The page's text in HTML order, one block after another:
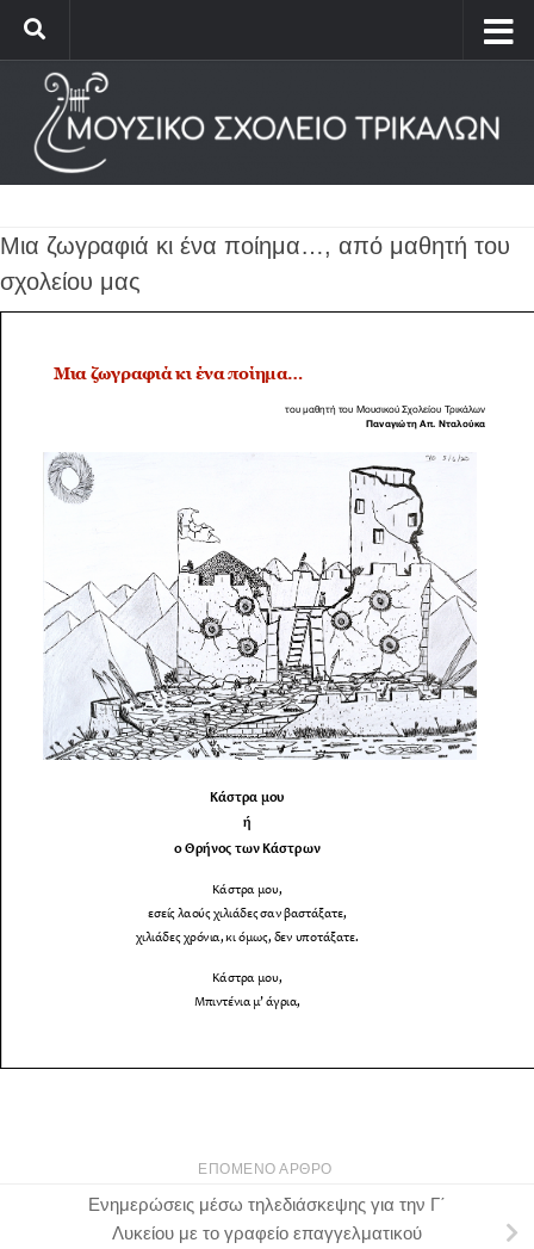
Μια ζωγραφιά κι ένα ποίημα…, από μαθητή του
σχολείου μας
ΕΠΌΜΕΝΟ ΆΡΘΡΟ
Ενημερώσεις μέσω τηλεδιάσκεψης για την Γ΄
Λυκείου με το γραφείο επαγγελματικού